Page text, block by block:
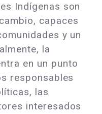
Indígenas son
capaces
y un
la
en un punto
responsables
las
interesados